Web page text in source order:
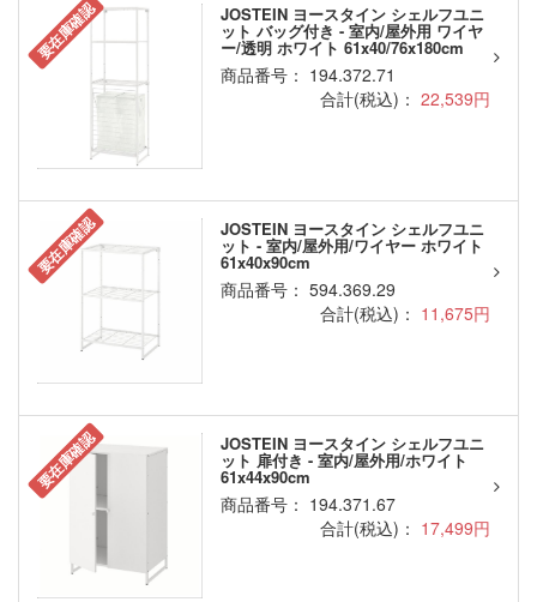
要在庫確認 JOSTEIN ヨースタイン シェルフユニ
ット バッグ付き - 室内/屋外用 ワイヤ
ー/透明 ホワイト 61x40/76x180cm
商品番号： 194.372.71
合計(税込)： 22,539円
要在庫確認 JOSTEIN ヨースタイン シェルフユニ
ット - 室内/屋外用/ワイヤー ホワイト
61x40x90cm
商品番号： 594.369.29
合計(税込)： 11,675円
要在庫確認 JOSTEIN ヨースタイン シェルフユニ
ット 扉付き - 室内/屋外用/ホワイト
61x44x90cm
商品番号： 194.371.67
合計(税込)： 17,499円